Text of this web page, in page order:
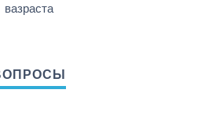
вазраста